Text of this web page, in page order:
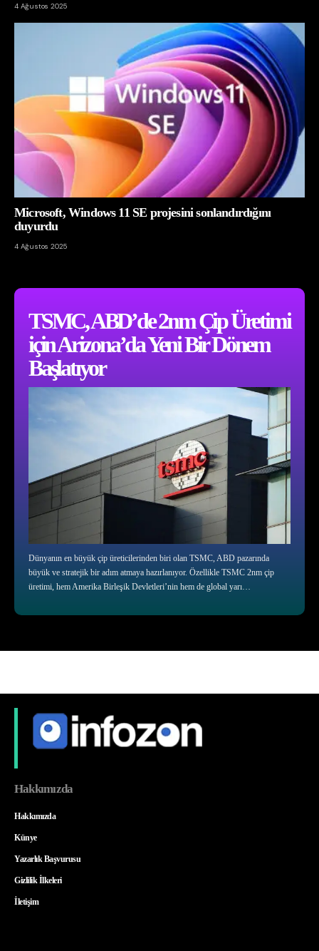
TSMC, ABD’de 2nm Çip Üretimi
için Arizona’da Yeni Bir Dönem
Başlatıyor
Dünyanın en büyük çip üreticilerinden biri olan TSMC, ABD pazarında
büyük ve stratejik bir adım atmaya hazırlanıyor. Özellikle TSMC 2nm çip
üretimi, hem Amerika Birleşik Devletleri’nin hem de global yarı…
4 Ağustos 2025
Microsoft, Windows 11 SE projesini sonlandırdığını
duyurdu
4 Ağustos 2025
Hakkımızda
Hakkımızda
Künye
Yazarlık Başvurusu
Gizlilik İlkeleri
İletişim